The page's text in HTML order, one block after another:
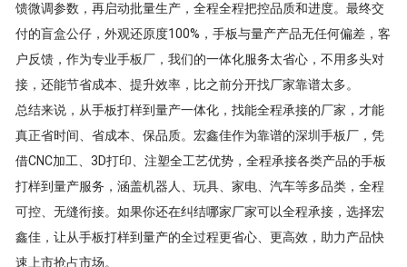
馈微调参数，再启动批量生产，全程全程把控品质和进度。最终交
付的盲盒公仔，外观还原度100%，手板与量产产品无任何偏差，客
户反馈，作为专业手板厂，我们的一体化服务太省心，不用多头对
接，还能节省成本、提升效率，比之前分开找厂家靠谱太多。
总结来说，从手板打样到量产一体化，找能全程承接的厂家，才能
真正省时间、省成本、保品质。宏鑫佳作为靠谱的深圳手板厂，凭
借CNC加工、3D打印、注塑全工艺优势，全程承接各类产品的手板
打样到量产服务，涵盖机器人、玩具、家电、汽车等多品类，全程
可控、无缝衔接。如果你还在纠结哪家厂家可以全程承接，选择宏
鑫佳，让从手板打样到量产的全过程更省心、更高效，助力产品快
速上市抢占市场。